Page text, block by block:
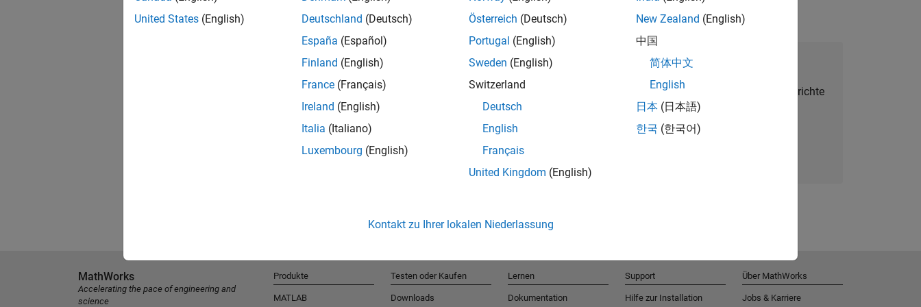
Talent Network beitreten
Erhalten Sie personalisierte Stellenangebote, Berichte
und Unternehmensneuigkeiten.
United States (English)
Deutschland (Deutsch)
España (Español)
Finland (English)
France (Français)
Ireland (English)
Italia (Italiano)
Luxembourg (English)
Österreich (Deutsch)
Portugal (English)
Sweden (English)
Switzerland
Deutsch
English
Français
United Kingdom (English)
New Zealand (English)
中国
简体中文
English
日本 (日本語)
한국 (한국어)
Kontakt zu Ihrer lokalen Niederlassung
MathWorks
Accelerating the pace of engineering and
science
Produkte
MATLAB
Testen oder Kaufen
Downloads
Lernen
Dokumentation
Support
Hilfe zur Installation
Über MathWorks
Jobs & Karriere